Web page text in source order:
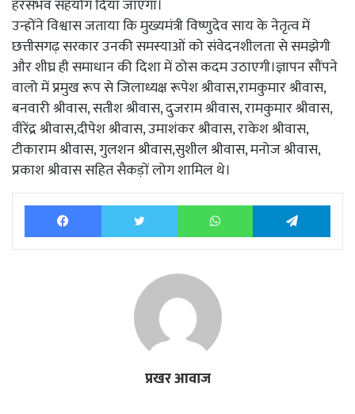
हरसंभव सहयोग दिया जाएगा।
उन्होंने विश्वास जताया कि मुख्यमंत्री विष्णुदेव साय के नेतृत्व में
छत्तीसगढ़ सरकार उनकी समस्याओं को संवेदनशीलता से समझेगी
और शीघ्र ही समाधान की दिशा में ठोस कदम उठाएगी।ज्ञापन सौंपने
वालो में प्रमुख रूप से जिलाध्यक्ष रूपेश श्रीवास,रामकुमार श्रीवास,
बनवारी श्रीवास, सतीश श्रीवास, दुजराम श्रीवास, रामकुमार श्रीवास,
वीरेंद्र श्रीवास,दीपेश श्रीवास, उमाशंकर श्रीवास, राकेश श्रीवास,
टीकाराम श्रीवास, गुलशन श्रीवास,सुशील श्रीवास, मनोज श्रीवास,
प्रकाश श्रीवास सहित सैकड़ों लोग शामिल थे।
Facebook Twitter WhatsApp
प्रखर आवाज